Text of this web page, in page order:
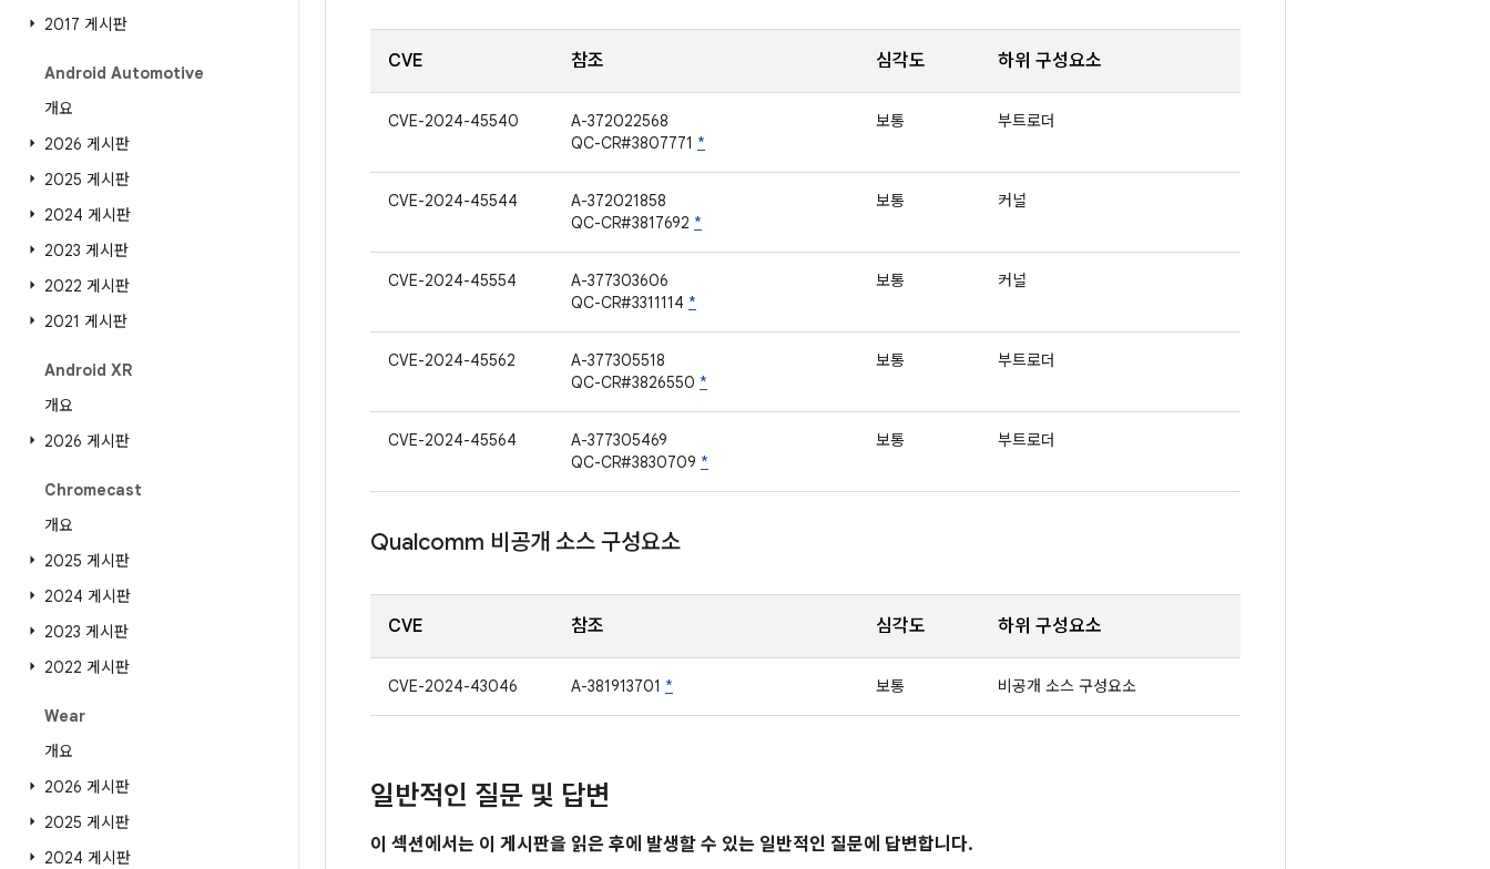
2017 게시판
Android Automotive
개요
2026 게시판
2025 게시판
2024 게시판
2023 게시판
2022 게시판
2021 게시판
Android XR
개요
2026 게시판
Chromecast
개요
2025 게시판
2024 게시판
2023 게시판
2022 게시판
Wear
개요
2026 게시판
2025 게시판
2024 게시판
CVE 참조 심각도 하위 구성요소
CVE-2024-45540
A-372022568
QC-CR#3807771 *
보통 부트로더
CVE-2024-45544
A-372021858
QC-CR#3817692 *
보통 커널
CVE-2024-45554
A-377303606
QC-CR#3311114 *
보통 커널
CVE-2024-45562
A-377305518
QC-CR#3826550 *
보통 부트로더
CVE-2024-45564
A-377305469
QC-CR#3830709 *
보통 부트로더
Qualcomm 비공개 소스 구성요소
CVE 참조 심각도 하위 구성요소
CVE-2024-43046 A-381913701 * 보통 비공개 소스 구성요소
일반적인 질문 및 답변
이 섹션에서는 이 게시판을 읽은 후에 발생할 수 있는 일반적인 질문에 답변합니다.